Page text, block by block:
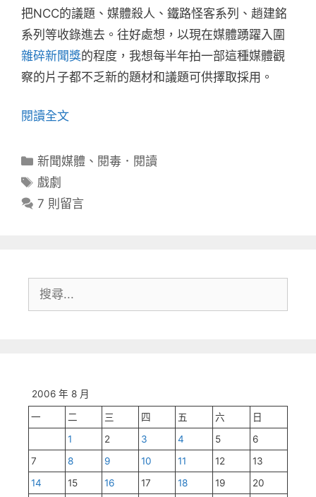
把NCC的議題、媒體殺人、鐵路怪客系列、趙建銘
系列等收錄進去。往好處想，以現在媒體踴躍入圍
雜碎新聞獎的程度，我想每半年拍一部這種媒體觀
察的片子都不乏新的題材和議題可供擇取採用。
閱讀全文
分
類
新聞媒體 、 閱毒．閱讀
標
籤
戲劇
7 則留言
尋:
2006 年 8 月
一 二 三 四 五 六
日
1
2 3 4 5
6
7
8 9 10 11 12
13
14
15 16 17 18 19
20